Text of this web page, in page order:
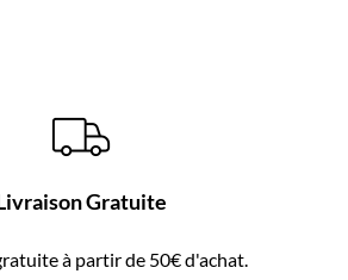
Gratuite
à partir de 50€ d'achat.